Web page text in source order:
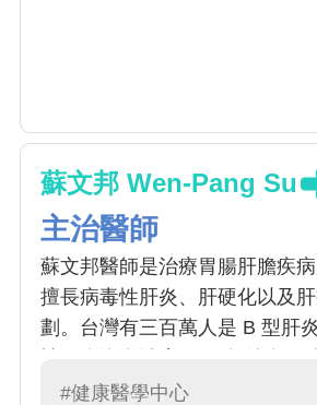
蘇文邦 Wen-Pang Su
主治醫師
蘇文邦醫師是治療胃腸肝膽疾
擅長病毒性肝炎、肝硬化以及
劃。台灣有三百萬人是 B 型肝
肝硬化，之後每年有 5% 之機
#健康醫學中心